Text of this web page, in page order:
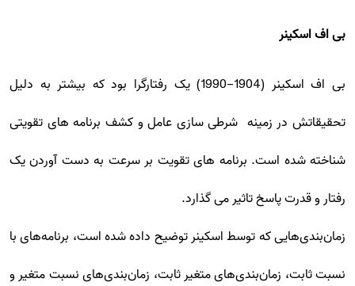
بی اف اسکینر
بی اف اسکینر (1904-1990) یک رفتارگرا بود که بیشتر به دلیل
تحقیقاتش در زمینه شرطی سازی عامل و کشف برنامه های تقویتی
شناخته شده است. برنامه های تقویت بر سرعت به دست آوردن یک
رفتار و قدرت پاسخ تاثیر می گذارد.
زمان‌بندی‌هایی که توسط اسکینر توضیح داده شده است، برنامه‌های با
نسبت ثابت، زمان‌بندی‌های متغیر ثابت، زمان‌بندی‌های نسبت متغیر و